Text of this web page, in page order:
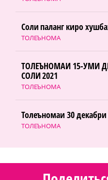
ТОЛЕЪНОМА
Соли паланг киро
ТОЛЕЪНОМА
ТОЛЕЪНОМАИ 15-УМИ
СОЛИ 2021
ТОЛЕЪНОМА
Толеъномаи 30 декабри